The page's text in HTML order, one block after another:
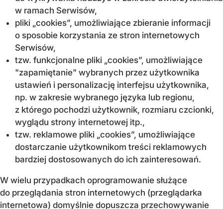
w ramach Serwisów,
pliki „cookies”, umożliwiające zbieranie informacji
o sposobie korzystania ze stron internetowych
Serwisów,
tzw. funkcjonalne pliki „cookies”, umożliwiające
"zapamiętanie" wybranych przez użytkownika
ustawień i personalizację interfejsu użytkownika,
np. w zakresie wybranego języka lub regionu,
z którego pochodzi użytkownik, rozmiaru czcionki,
wyglądu strony internetowej itp.,
tzw. reklamowe pliki „cookies”, umożliwiające
dostarczanie użytkownikom treści reklamowych
bardziej dostosowanych do ich zainteresowań.
W wielu przypadkach oprogramowanie służące
do przeglądania stron internetowych (przeglądarka
internetowa) domyślnie dopuszcza przechowywanie